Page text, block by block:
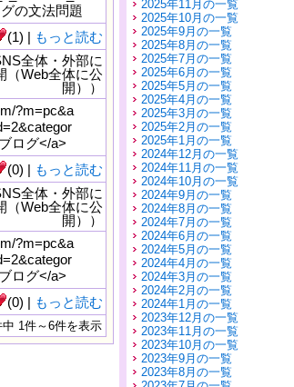
の文法問題
(1) | もっと読む
全体・外部に
（Web全体に公
開））
?m=pc&a
ログ</a>
(0) | もっと読む
全体・外部に
（Web全体に公
開））
?m=pc&a
ログ</a>
(0) | もっと読む
中 1件～6件を表示
2025年11月の一覧
2025年10月の一覧
2025年9月の一覧
2025年8月の一覧
2025年7月の一覧
2025年6月の一覧
2025年5月の一覧
2025年4月の一覧
2025年3月の一覧
2025年2月の一覧
2025年1月の一覧
2024年12月の一覧
2024年11月の一覧
2024年10月の一覧
2024年9月の一覧
2024年8月の一覧
2024年7月の一覧
2024年6月の一覧
2024年5月の一覧
2024年4月の一覧
2024年3月の一覧
2024年2月の一覧
2024年1月の一覧
2023年12月の一覧
2023年11月の一覧
2023年10月の一覧
2023年9月の一覧
2023年8月の一覧